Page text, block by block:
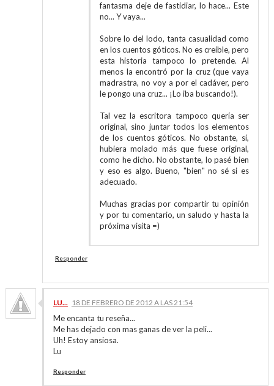
fantasma deje de fastidiar, lo hace... Este
no... Y vaya...
Sobre lo del lodo, tanta casualidad como
en los cuentos góticos. No es creíble, pero
esta historia tampoco lo pretende. Al
menos la encontró por la cruz (que vaya
madrastra, no voy a por el cadáver, pero
le pongo una cruz... ¡Lo iba buscando!).
Tal vez la escritora tampoco quería ser
original, sino juntar todos los elementos
de los cuentos góticos. No obstante, sí,
hubiera molado más que fuese original,
como he dicho. No obstante, lo pasé bien
y eso es algo. Bueno, "bien" no sé si es
adecuado.
Muchas gracias por compartir tu opinión
y por tu comentario, un saludo y hasta la
próxima visita =)
Responder
LU... 18 DE FEBRERO DE 2012 A LAS 21:54
Me encanta tu reseña...
Me has dejado con mas ganas de ver la peli...
Uh! Estoy ansiosa.
Lu
Responder